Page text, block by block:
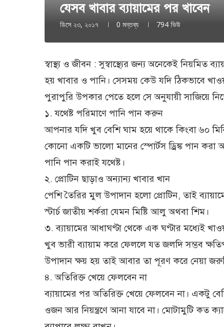
যেসব খাবার ব্যায়ামের পর খাবেন
ডিসে ২৩, ২০১৭ 0 মন্তব্য 794 ভিউ
স্বাস্থ্য ও জীবন : সুস্বাস্থ্যের জন্য অনেকেই নিয়মিত
হয় খাবার ও পানি। সেসময় কেউ যদি ঠিকভাবে
পুরাপুরি উপকার পেতে হলে সে অনুযায়ী সাজিয়ে
১. যথেষ্ট পরিমাণে পানি পান করুন
আপনার যদি খুব বেশি ঘাম হয়ে থাকে কিংবা ৬০
কোনো একটি ভালো মানের স্পোর্টস ড্রিঙ্ক পান
পানি পান করাই যথেষ্ট।
২. প্রোটিন ছাড়াও অন্যান্য খাবার খান
পেশি তৈরির মুল উপাদান হলো প্রোটিন, তাই
স্টার্চ জাতীয় শর্করা যেমন মিষ্টি আলু অথবা শিম।
৩. ব্যায়ামের আধাঘণ্টা থেকে এক ঘণ্টার মধ্যেই
খুব ভারী ব্যায়াম করে ফেললে যত জলদি সম্ভব
উপাদান ক্ষয় হয় তাই আবার তা পূরণ করে নেয়া
৪. অতিরিক্ত খেয়ে ফেলবেন না
ব্যায়ামের পর অতিরিক্ত খেয়ে ফেলবেন না। একটু
ওজন আর নিয়ন্ত্রণে আনা যাবে না। মোটামুটি কত